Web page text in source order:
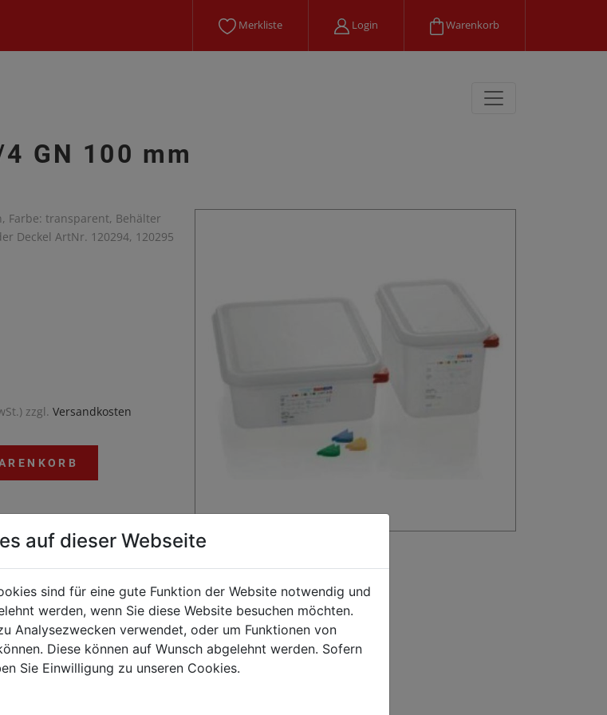
Merkliste Login Warenkorb
GN 100 mm
Farbe: transparent, Behälter
Deckel ArtNr. 120294, 120295
zzgl. Versandkosten
°C bis 80 °CDeckel können mit
frei
kauften auch
auf dieser Webseite
sind für eine gute Funktion der Website notwendig und
werden, wenn Sie diese Website besuchen möchten.
Analysezwecken verwendet, oder um Funktionen von
Diese können auf Wunsch abgelehnt werden. Sofern
Sie Einwilligung zu unseren Cookies.